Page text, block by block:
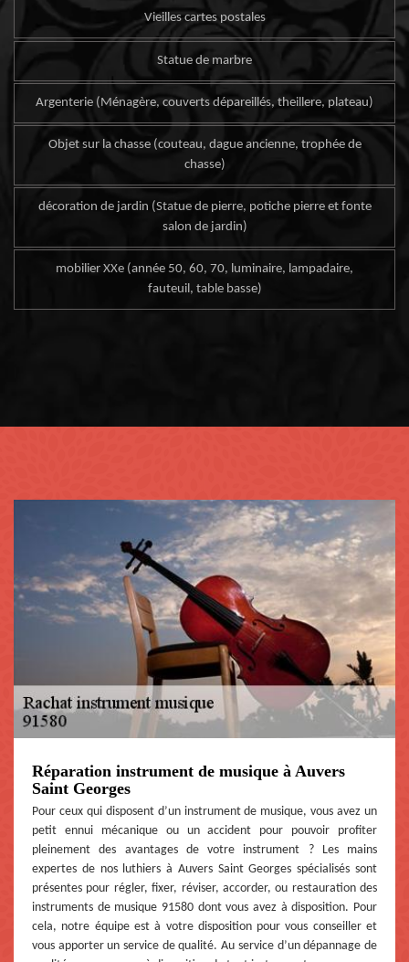
Vieilles cartes postales
Statue de marbre
Argenterie (Ménagère, couverts dépareillés, theillere, plateau)
Objet sur la chasse (couteau, dague ancienne, trophée de
chasse)
décoration de jardin (Statue de pierre, potiche pierre et fonte
salon de jardin)
mobilier XXe (année 50, 60, 70, luminaire, lampadaire,
fauteuil, table basse)
Réparation instrument de musique à Auvers
Saint Georges
Pour ceux qui disposent d’un instrument de musique, vous avez un
petit ennui mécanique ou un accident pour pouvoir profiter
pleinement des avantages de votre instrument ? Les mains
expertes de nos luthiers à Auvers Saint Georges spécialisés sont
présentes pour régler, fixer, réviser, accorder, ou restauration des
instruments de musique 91580 dont vous avez à disposition. Pour
cela, notre équipe est à votre disposition pour vous conseiller et
vous apporter un service de qualité. Au service d’un dépannage de